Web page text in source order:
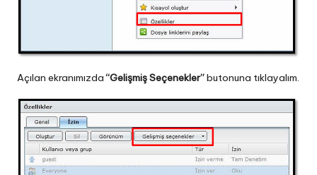
Açılan ekranımızda“Gelişmiş Seçenekler”butonuna tıklayalım.